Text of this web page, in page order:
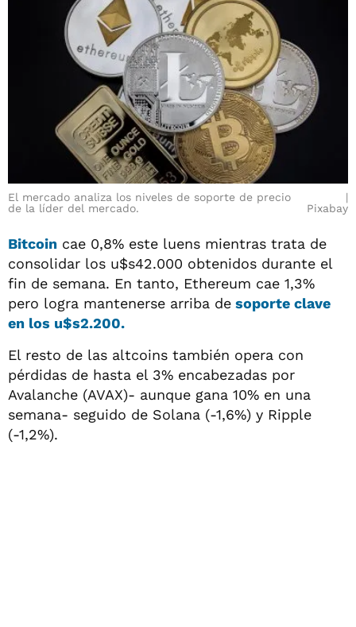
El mercado analiza los niveles de soporte de precio
de la líder del mercado.
Pixabay
Bitcoin cae 0,8% este luens mientras trata de
consolidar los u$s42.000 obtenidos durante el
fin de semana. En tanto, Ethereum cae 1,3%
pero logra mantenerse arriba de soporte clave
en los u$s2.200.
El resto de las altcoins también opera con
pérdidas de hasta el 3% encabezadas por
Avalanche (AVAX)- aunque gana 10% en una
semana- seguido de Solana (-1,6%) y Ripple
(-1,2%).